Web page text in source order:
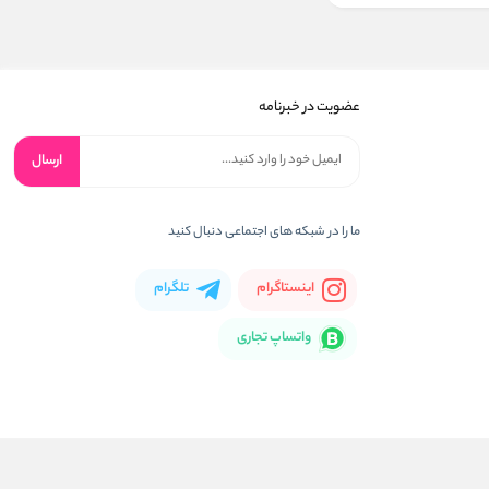
عضویت در خبرنامه
ارسال
ما را در شبکه های اجتماعی دنبال کنید
اینستاگرام تلگرام
واتساپ تجاری